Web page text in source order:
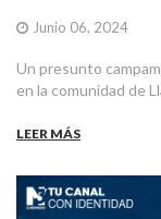
Junio 06, 2024
Un presunto
en la comunidad de
LEER MÁS